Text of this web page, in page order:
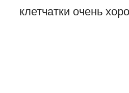
клетчатки очень